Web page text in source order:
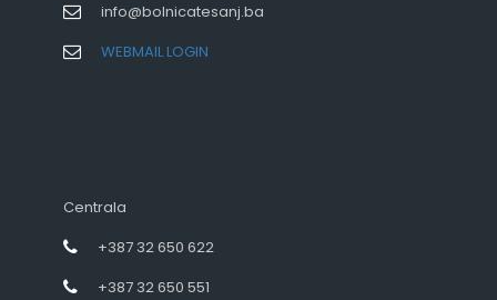
info@bolnicatesanj.ba
WEBMAIL LOGIN
Centrala
+387 32 650 622
+387 32 650 551